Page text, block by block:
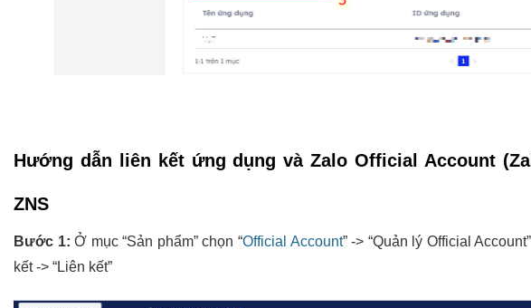
Hướng dẫn liên kết ứng dụng và Zalo Official Account
ZNS
Bước 1: Ở mục “Sản phẩm” chọn “Official Account” -> “Quản lý Official
kết -> “Liên kết”